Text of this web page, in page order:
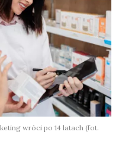
wróci po 14 latach (fot.